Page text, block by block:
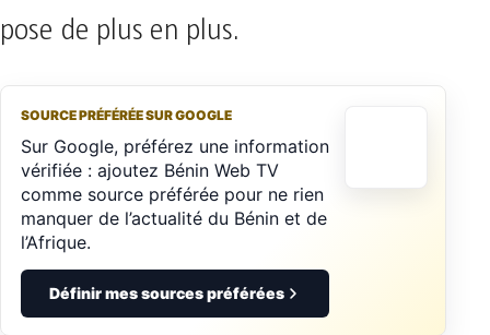
pose de plus en plus.
SOURCE PRÉFÉRÉE SUR GOOGLE
Sur Google, préférez une information
vérifiée : ajoutez Bénin Web TV
comme source préférée pour ne rien
manquer de l’actualité du Bénin et de
l’Afrique.
Définir mes sources préférées